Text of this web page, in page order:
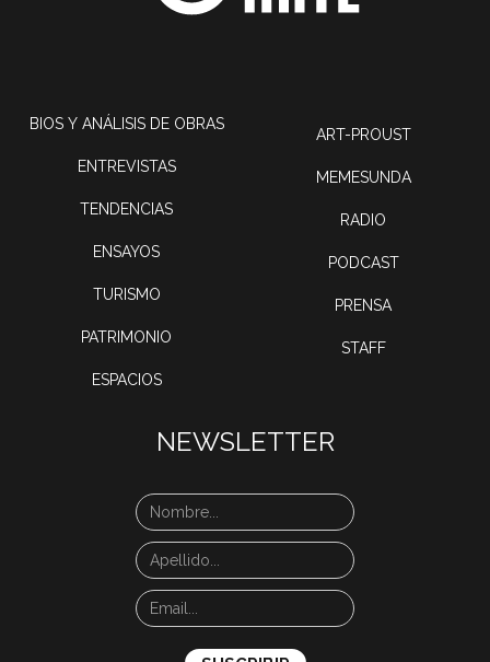
BIOS Y ANÁLISIS DE OBRAS
ENTREVISTAS
TENDENCIAS
ENSAYOS
TURISMO
PATRIMONIO
ESPACIOS
ART-PROUST
MEMESUNDA
RADIO
PODCAST
PRENSA
STAFF
NEWSLETTER